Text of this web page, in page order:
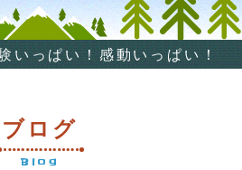
いっぱい！感動いっぱい！
ブログ
Blog